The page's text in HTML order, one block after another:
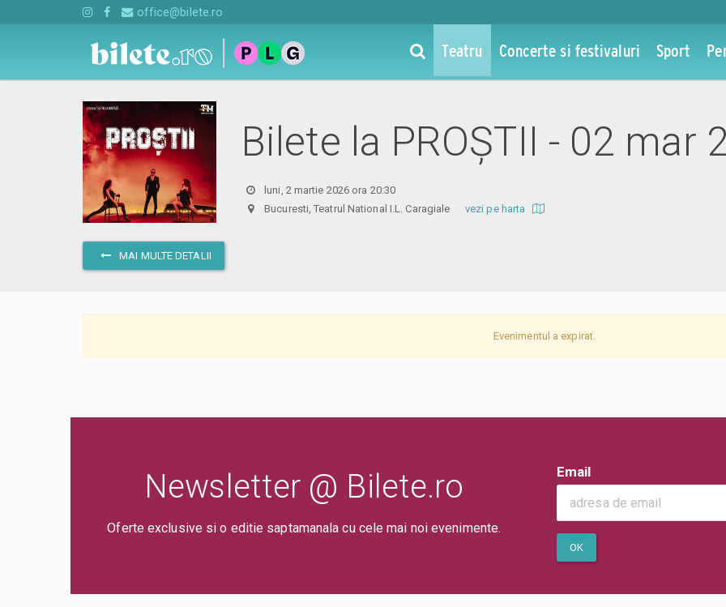
office@bilete.ro
Teatru Concerte si festivaluri Sport
MAI MULTE DETALII
Bilete la PROȘTII - 02 mar
luni, 2 martie 2026 ora 20:30
Bucuresti, Teatrul National I.L. Caragiale vezi pe harta
Evenimentul a expirat.
Newsletter @ Bilete.ro
Oferte exclusive si o editie saptamanala cu cele mai noi evenimente.
Email
OK